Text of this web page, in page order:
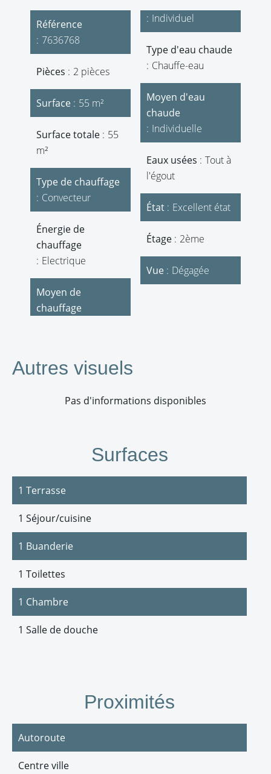
Référence
7636768
Pièces 2 pièces
Surface 55 m²
Surface totale
55
m²
Type de chauffage
Convecteur
Énergie de
chauffage
Electrique
Moyen de
chauffage
Individuel
Type d'eau chaude
Chauffe-eau
Moyen d'eau
chaude
Individuelle
Eaux usées
Tout à
l'égout
État Excellent état
Étage 2ème
Vue Dégagée
Autres visuels
Pas d'informations disponibles
Surfaces
1 Terrasse
1 Séjour/cuisine
1 Buanderie
1 Toilettes
1 Chambre
1 Salle de douche
Proximités
Autoroute
Centre ville